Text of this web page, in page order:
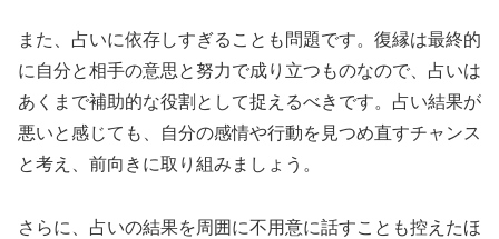
また、占いに依存しすぎることも問題です。復縁は最終的
に自分と相手の意思と努力で成り立つものなので、占いは
あくまで補助的な役割として捉えるべきです。占い結果が
悪いと感じても、自分の感情や行動を見つめ直すチャンス
と考え、前向きに取り組みましょう。
さらに、占いの結果を周囲に不用意に話すことも控えたほ